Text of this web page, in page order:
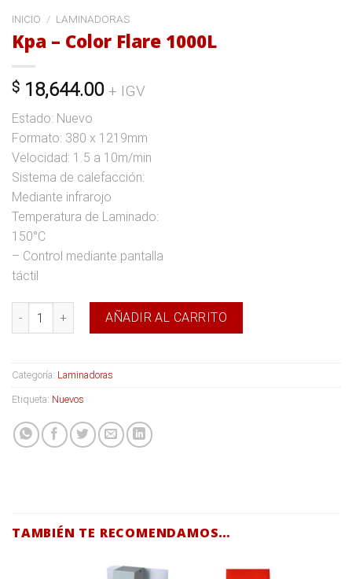
INICIO / LAMINADORAS
Kpa – Color Flare 1000L
$ 18,644.00 + IGV
Estado: Nuevo
Formato: 380 x 1219mm
Velocidad: 1.5 a 10m/min
Sistema de calefacción:
Mediante infrarojo
Temperatura de Laminado:
150°C
– Control mediante pantalla
táctil
Kpa - Color Flare 1000L cantidad
AÑADIR AL CARRITO
Categoría: Laminadoras
Etiqueta: Nuevos
TAMBIÉN TE RECOMENDAMOS…